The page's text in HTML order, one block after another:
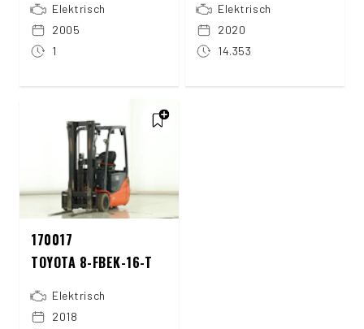
Elektrisch
2005
1
Elektrisch
2020
14.353
170017
TOYOTA 8-FBEK-16-T
Elektrisch
2018